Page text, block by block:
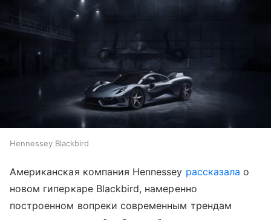
Hennessey Blackbird
Американская компания Hennessey рассказала о
новом гиперкаре Blackbird, намеренно
построенном вопреки современным трендам